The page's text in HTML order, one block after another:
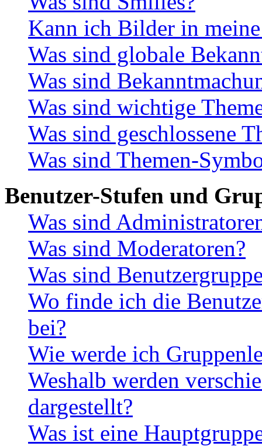
Kann ich Bilder in
Was sind globale
Was sind
Was sind wichtige
Was sind geschlossene
Was sind Themen-
Benutzer-Stufen und
Was sind
Was sind Moderatoren?
Was sind
Wo finde ich die
bei?
Wie werde ich
Weshalb werden
dargestellt?
Was ist eine